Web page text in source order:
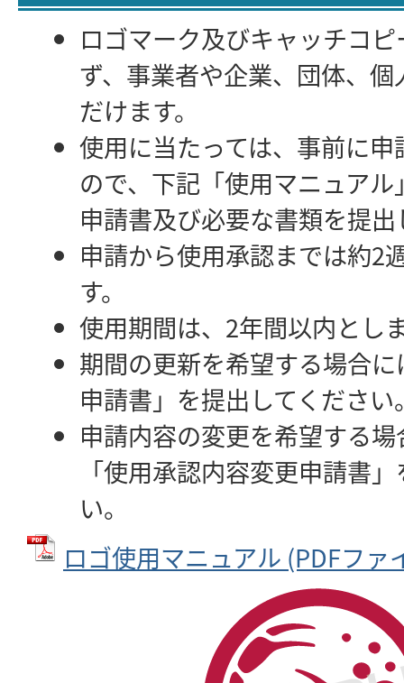
ロゴマーク及びキャッチコ
ず、事業者や企業、団体、
だけます。
使用に当たっては、事前に
ので、下記「使用マニュア
申請書及び必要な書類を提
申請から使用承認までは約2
す。
使用期間は、2年間以内とし
期間の更新を希望する場合
申請書」を提出してください
申請内容の変更を希望する
「使用承認内容変更申請書
い。
ロゴ使用マニュアル (PDFファ